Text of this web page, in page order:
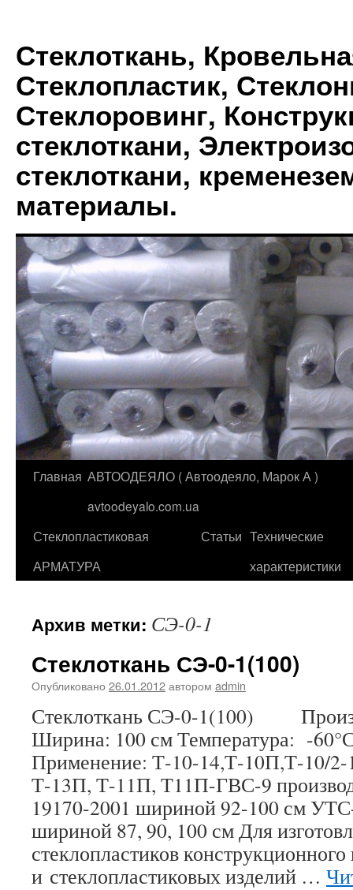
Стеклоткань,
Стеклопластик,
Стеклоровинг,
стеклоткани,
стеклоткани,
материалы.
Перейти
содержимому
Главная АВТООДЕЯЛО ( Автоодеяло, Марок А )
avtoodeyalo.com.ua
Стеклопластиковая
АРМАТУРА
Статьи Технические
характеристики
Архив метки: СЭ-0-1
Стеклоткань СЭ-0-1(100)
Опубликовано 26.01.2012автором admin
Стеклоткань СЭ-0-1(100)
Ширина: 100 см Температура: -
Применение: Т-10-14,Т-10П,Т-10/
Т-13П, Т-11П, Т11П-ГВС-9
19170-2001 шириной 92-100 см
шириной 87, 90, 100 см Для
стеклопластиков конструкционного
и стеклопластиковых изделий …